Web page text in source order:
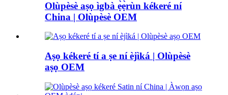
Olùpèsè aṣọ ìgbà ẹ̀ẹ̀rùn kékeré ní
China | Olùpèsè OEM
Aṣọ kékeré tí a ṣe ní èjìká | Olùpèsè
aṣọ OEM